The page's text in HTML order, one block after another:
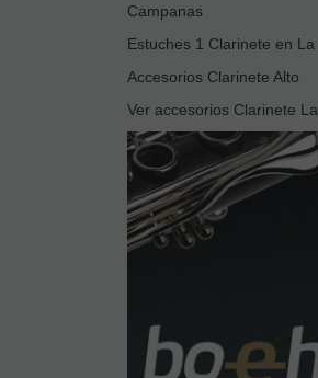
Campanas
Estuches 1 Clarinete en La
Accesorios Clarinete Alto
Ver accesorios Clarinete La